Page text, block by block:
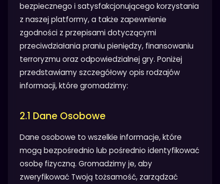
bezpiecznego i satysfakcjonującego korzystania
z naszej platformy, a także zapewnienie
zgodności z przepisami dotyczącymi
przeciwdziałania praniu pieniędzy, finansowaniu
terroryzmu oraz odpowiedzialnej gry. Poniżej
przedstawiamy szczegółowy opis rodzajów
informacji, które gromadzimy:
2.1 Dane Osobowe
Dane osobowe to wszelkie informacje, które
mogą bezpośrednio lub pośrednio identyfikować
osobę fizyczną. Gromadzimy je, aby
zweryfikować Twoją tożsamość, zarządzać